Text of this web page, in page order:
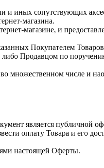
и иных сопутствующих
магазина.
магазине, и
Покупателем
либо Продавцом по
множественном числе и
является публичной
оплату Товара и его
настоящей Оферты.